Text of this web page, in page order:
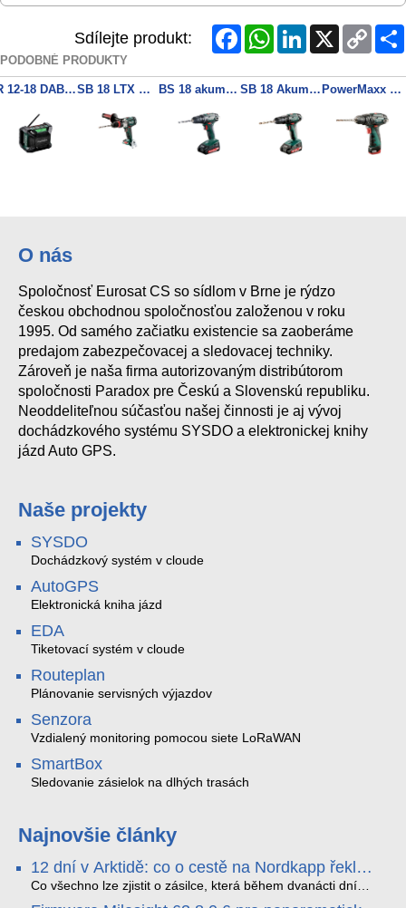
Sdílejte produkt: FacebookWhatsAppLinkedInX
Copy
Link
PODOBNÉ PRODUKTY
R 12-18 DAB+ BT Akumulátorové stavební rádio SB 18 LTX Quick Akumulátorová příklepová vrtačka BS 18 akumulátorový vrtací šroubovák SB 18 Akumulátorová příklepová vrtačka PowerMaxx SB Basic Akumulátorová příklepová vrtačka
O nás
Spoločnosť Eurosat CS so sídlom v Brne je rýdzo
českou obchodnou spoločnosťou založenou v roku
1995. Od samého začiatku existencie sa zaoberáme
predajom zabezpečovacej a sledovacej techniky.
Zároveň je naša firma autorizovaným distribútorom
spoločnosti Paradox pre Českú a Slovenskú republiku.
Neoddeliteľnou súčasťou našej činnosti je aj vývoj
dochádzkového systému SYSDO a elektronickej knihy
jázd Auto GPS.
Naše projekty
SYSDO
Dochádzkový systém v cloude
AutoGPS
Elektronická kniha jázd
EDA
Tiketovací systém v cloude
Routeplan
Plánovanie servisných výjazdov
Senzora
Vzdialený monitoring pomocou siete LoRaWAN
SmartBox
Sledovanie zásielok na dlhých trasách
Najnovšie články
12 dní v Arktidě: co o cestě na Nordkapp řekla
data ze SMARTBOX 2 MAX
Co všechno lze zjistit o zásilce, která během dvanácti dní